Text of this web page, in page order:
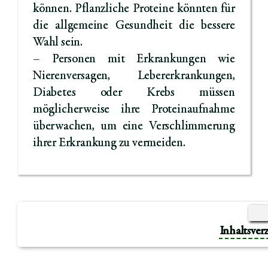
können. Pflanzliche Proteine ​​könnten für
die allgemeine Gesundheit die bessere
Wahl sein.
– Personen mit Erkrankungen wie
Nierenversagen, Lebererkrankungen,
Diabetes oder Krebs müssen
möglicherweise ihre Proteinaufnahme
überwachen, um eine Verschlimmerung
ihrer Erkrankung zu vermeiden.